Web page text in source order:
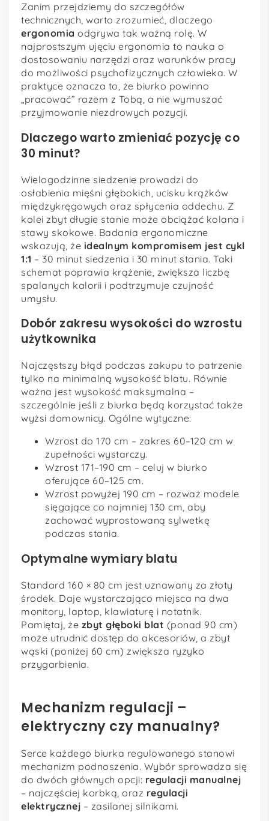
Zanim przejdziemy do szczegółów
technicznych, warto zrozumieć, dlaczego
ergonomia odgrywa tak ważną rolę. W
najprostszym ujęciu ergonomia to nauka o
dostosowaniu narzędzi oraz warunków pracy
do możliwości psychofizycznych człowieka. W
praktyce oznacza to, że biurko powinno
„pracować” razem z Tobą, a nie wymuszać
przyjmowanie niezdrowych pozycji.
Dlaczego warto zmieniać pozycję co
30 minut?
Wielogodzinne siedzenie prowadzi do
osłabienia mięśni głębokich, ucisku krążków
międzykręgowych oraz spłycenia oddechu. Z
kolei zbyt długie stanie może obciążać kolana i
stawy skokowe. Badania ergonomiczne
wskazują, że idealnym kompromisem jest cykl
1:1 – 30 minut siedzenia i 30 minut stania. Taki
schemat poprawia krążenie, zwiększa liczbę
spalanych kalorii i podtrzymuje czujność
umysłu.
Dobór zakresu wysokości do wzrostu
użytkownika
Najczęstszy błąd podczas zakupu to patrzenie
tylko na minimalną wysokość blatu. Równie
ważna jest wysokość maksymalna –
szczególnie jeśli z biurka będą korzystać także
wyżsi domownicy. Ogólne wytyczne:
Wzrost do 170 cm – zakres 60–120 cm w
zupełności wystarczy.
Wzrost 171–190 cm – celuj w biurko
oferujące 60–125 cm.
Wzrost powyżej 190 cm – rozważ modele
sięgające co najmniej 130 cm, aby
zachować wyprostowaną sylwetkę
podczas stania.
Optymalne wymiary blatu
Standard 160 × 80 cm jest uznawany za złoty
środek. Daje wystarczająco miejsca na dwa
monitory, laptop, klawiaturę i notatnik.
Pamiętaj, że zbyt głęboki blat (ponad 90 cm)
może utrudnić dostęp do akcesoriów, a zbyt
wąski (poniżej 60 cm) zwiększa ryzyko
przygarbienia.
Mechanizm regulacji –
elektryczny czy manualny?
Serce każdego biurka regulowanego stanowi
mechanizm podnoszenia. Wybór sprowadza się
do dwóch głównych opcji: regulacji manualnej
– najczęściej korbką, oraz regulacji
elektrycznej – zasilanej silnikami.